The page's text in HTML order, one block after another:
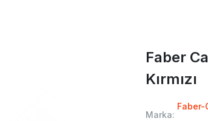
Faber
Kırmızı
Marka:
Faber-